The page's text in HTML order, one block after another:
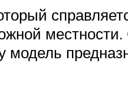
модель